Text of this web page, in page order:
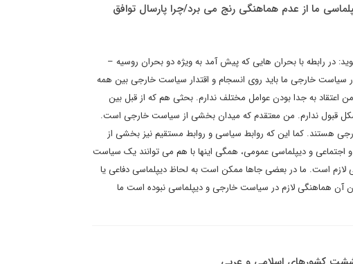
ما از عدم هماهنگی رنج می برد/چرا پارسال توافق
در رابطه با بحران هایی که پیش آمد به ویژه دو بحران روسیه –
سیاست خارجی ما باید روی انسجام و اقتدار سیاست خارجی بین همه
اعتقاد به جدا بودن عوامل مختلف ندارم. بحثی هم که از قبل بین
قبول ندارم. من معتقدم که میدان بخشی از سیاست خارجی است.
کما این که روابط سیاسی و روابط مستقیم نیز بخشی از
و دیپلماسی عمومی، همگی اینها با هم می توانند یک سیاست
است. ما در بعضی جاها ممکن است به لحاظ دیپلماسی دفاعی یا
آن هماهنگی لازم در سیاست خارجی و دیپلماسی نبوده است ما